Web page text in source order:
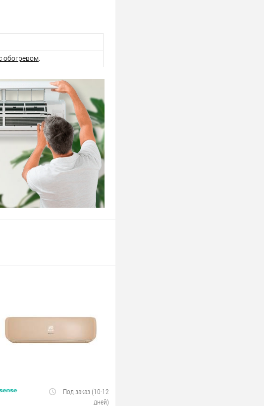
обогревом.
Под заказ (10-12
дней)